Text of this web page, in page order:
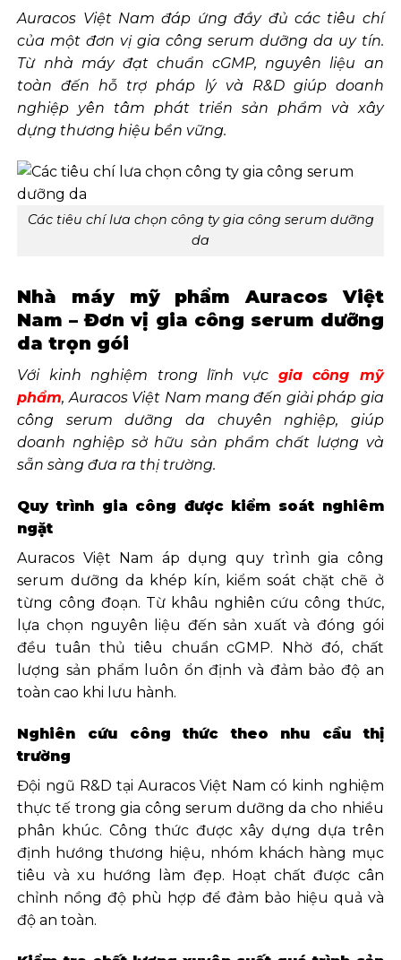
Auracos Việt Nam đáp ứng đầy đủ các tiêu chí
của một đơn vị gia công serum dưỡng da uy tín.
Từ nhà máy đạt chuẩn cGMP, nguyên liệu an
toàn đến hỗ trợ pháp lý và R&D giúp doanh
nghiệp yên tâm phát triển sản phẩm và xây
dựng thương hiệu bền vững.
Các tiêu chí lưa chọn công ty gia công serum dưỡng
da
Nhà máy mỹ phẩm Auracos Việt
Nam – Đơn vị gia công serum dưỡng
da trọn gói
Với kinh nghiệm trong lĩnh vực gia công mỹ
phẩm, Auracos Việt Nam mang đến giải pháp gia
công serum dưỡng da chuyên nghiệp, giúp
doanh nghiệp sở hữu sản phẩm chất lượng và
sẵn sàng đưa ra thị trường.
Quy trình gia công được kiểm soát nghiêm
ngặt
Auracos Việt Nam áp dụng quy trình gia công
serum dưỡng da khép kín, kiểm soát chặt chẽ ở
từng công đoạn. Từ khâu nghiên cứu công thức,
lựa chọn nguyên liệu đến sản xuất và đóng gói
đều tuân thủ tiêu chuẩn cGMP. Nhờ đó, chất
lượng sản phẩm luôn ổn định và đảm bảo độ an
toàn cao khi lưu hành.
Nghiên cứu công thức theo nhu cầu thị
trường
Đội ngũ R&D tại Auracos Việt Nam có kinh nghiệm
thực tế trong gia công serum dưỡng da cho nhiều
phân khúc. Công thức được xây dựng dựa trên
định hướng thương hiệu, nhóm khách hàng mục
tiêu và xu hướng làm đẹp. Hoạt chất được cân
chỉnh nồng độ phù hợp để đảm bảo hiệu quả và
độ an toàn.